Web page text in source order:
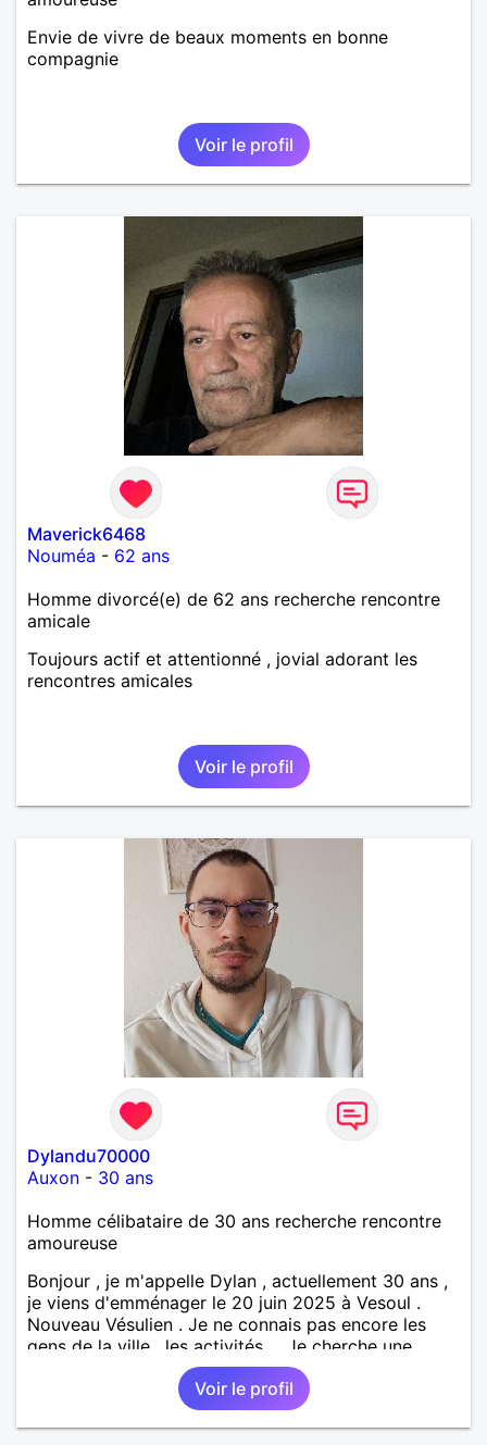
Envie de vivre de beaux moments en bonne
compagnie
Voir le profil
Maverick6468
Nouméa - 62 ans
Homme divorcé(e) de 62 ans recherche rencontre
amicale
Toujours actif et attentionné , jovial adorant les
rencontres amicales
Voir le profil
Dylandu70000
Auxon - 30 ans
Homme célibataire de 30 ans recherche rencontre
amoureuse
Bonjour , je m'appelle Dylan , actuellement 30 ans ,
je viens d'emménager le 20 juin 2025 à Vesoul .
Nouveau Vésulien . Je ne connais pas encore les
gens de la ville , les activités ... Je cherche une
relation sérieuse pour avoir 2 enfants , je suis
quelqu'un de sérieux et calme . Je cherche une
femme attentionnée et à l'écoute , honnête surtout
car je le suis . Une relation passe avant tout par la
Voir le profil